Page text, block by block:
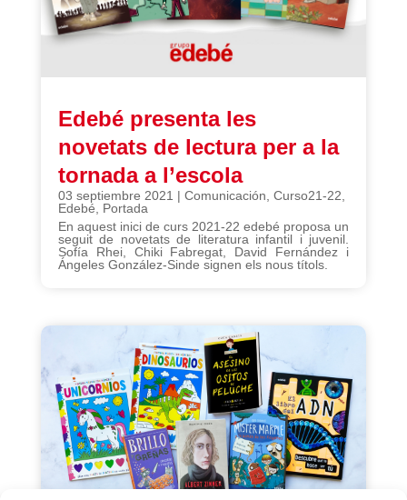
Edebé presenta les
novetats de lectura per a la
tornada a l’escola
03 septiembre 2021 | Comunicación Curso21-22
Edebé
Portada
En aquest inici de curs 2021-22 edebé proposa un
seguit de novetats de literatura infantil i juvenil.
Sofía Rhei, Chiki Fabregat, David Fernández i
Ángeles González-Sinde signen els nous títols.